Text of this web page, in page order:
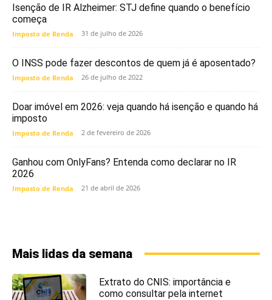
Isenção de IR Alzheimer: STJ define quando o benefício
começa
Imposto de Renda 31 de julho de 2026
O INSS pode fazer descontos de quem já é aposentado?
Imposto de Renda 26 de julho de 2022
Doar imóvel em 2026: veja quando há isenção e quando há
imposto
Imposto de Renda 2 de fevereiro de 2026
Ganhou com OnlyFans? Entenda como declarar no IR
2026
Imposto de Renda 21 de abril de 2026
Mais lidas da semana
Extrato do CNIS: importância e
como consultar pela internet